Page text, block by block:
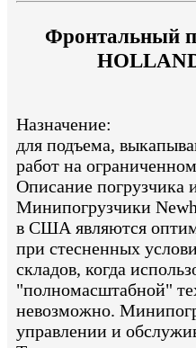
Фронтальный
Назначение:
для подъема,
работ на
Описание погрузчика
Минипогрузчики
в США являются
при стесненных
складов, когда
"полномасштабной"
невозможно.
управлении и